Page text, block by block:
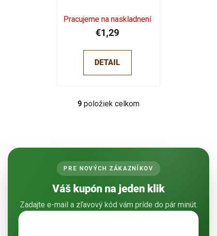
Pracujeme na naskladnení
€1,29
DETAIL
O
d
a
c
e
p
r
9 položiek celkom
PRE NOVÝCH ZÁKAZNÍKOV
Váš kupón na jeden klik
Zadajte e-mail a zľavový kód vám príde do pár minút.